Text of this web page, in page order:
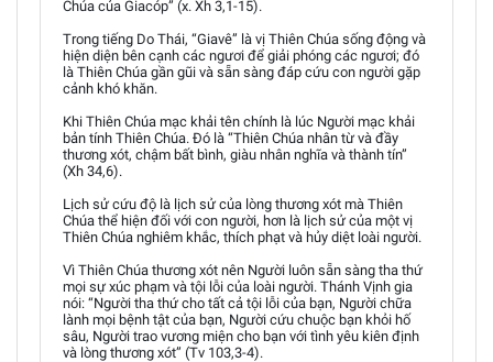
Chúa của Giacóp” (x. Xh 3,1-15).
Trong tiếng Do Thái, “Giavê” là vị Thiên Chúa sống động và
hiện diện bên cạnh các ngươi để giải phóng các ngươi; đó
là Thiên Chúa gần gũi và sẵn sàng đáp cứu con người gặp
cảnh khó khăn.
Khi Thiên Chúa mạc khải tên chính là lúc Người mạc khải
bản tính Thiên Chúa. Đó là “Thiên Chúa nhân từ và đầy
thương xót, chậm bất bình, giàu nhân nghĩa và thành tín”
(Xh 34,6).
Lịch sử cứu độ là lịch sử của lòng thương xót mà Thiên
Chúa thể hiện đối với con người, hơn là lịch sử của một vị
Thiên Chúa nghiêm khắc, thích phạt và hủy diệt loài người.
Vì Thiên Chúa thương xót nên Người luôn sẵn sàng tha thứ
mọi sự xúc phạm và tội lỗi của loài người. Thánh Vịnh gia
nói: “Người tha thứ cho tất cả tội lỗi của bạn, Người chữa
lành mọi bệnh tật của bạn, Người cứu chuộc bạn khỏi hố
sâu, Người trao vương miện cho bạn với tình yêu kiên định
và lòng thương xót” (Tv 103,3-4).